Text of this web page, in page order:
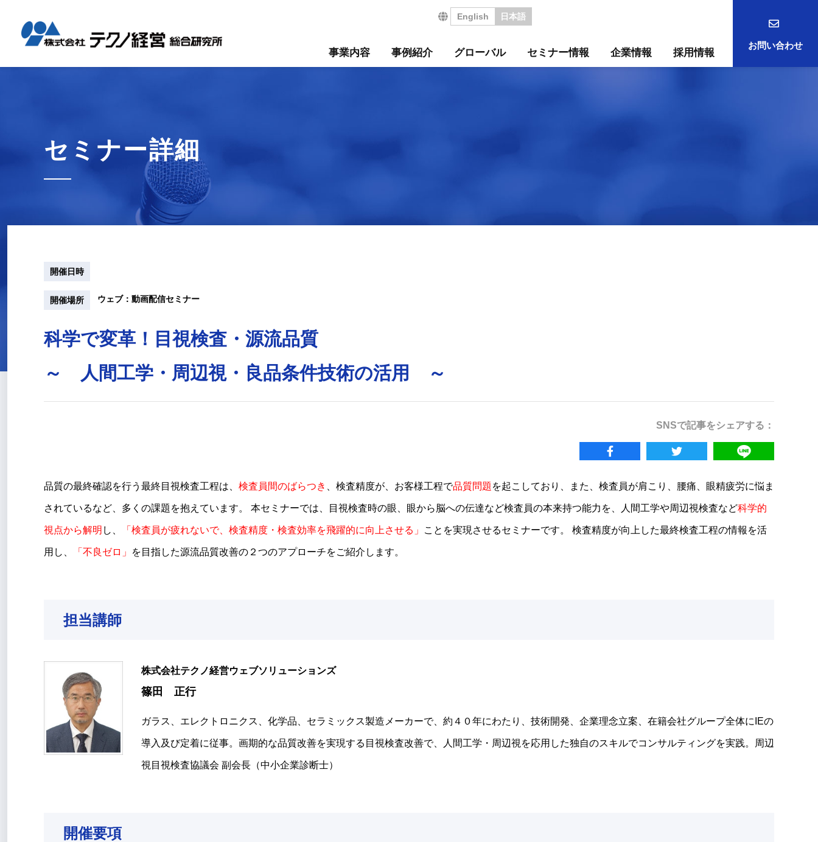
English 日本語
事業内容 事例紹介 グローバル セミナー情報 企業情報 採用情報
お問い合わせ
セミナー詳細
開催日時
開催場所 ウェブ：動画配信セミナー
科学で変革！目視検査・源流品質
～ 人間工学・周辺視・良品条件技術の活用 ～
SNSで記事をシェアする：
品質の最終確認を行う最終目視検査工程は、 検査員間のばらつき 、検査精度が、お客様工程で品質問題 を起こしており、また、検査員が肩こり、腰痛、眼精疲労に悩ま
されているなど、多くの課題を抱えています。 本セミナーでは、目視検査時の眼、眼から脳への伝達など検査員の本来持つ能力を、人間工学や周辺視検査など科学的
視点から解明 し、 「検査員が疲れないで、検査精度・検査効率を飛躍的に向上させる」 ことを実現させるセミナーです。 検査精度が向上した最終検査工程の情報を活
用し、 「不良ゼロ」 を目指した源流品質改善の２つのアプローチをご紹介します。
担当講師
株式会社テクノ経営ウェブソリューションズ
篠田 正行
ガラス、エレクトロニクス、化学品、セラミックス製造メーカーで、約４０年にわたり、技術開発、企業理念立案、在籍会社グループ全体にIEの
導入及び定着に従事。画期的な品質改善を実現する目視検査改善で、人間工学・周辺視を応用した独自のスキルでコンサルティングを実践。周辺
視目視検査協議会 副会長（中小企業診断士）
開催要項